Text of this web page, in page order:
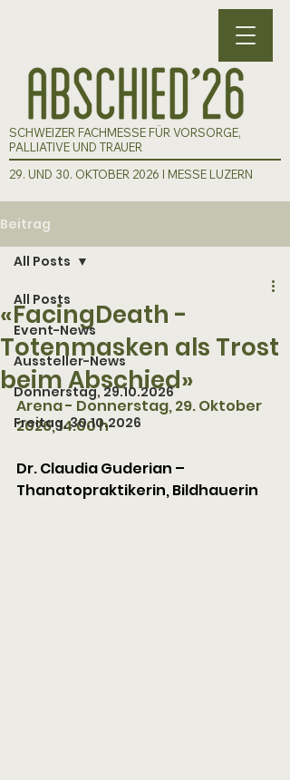
SCHWEIZER FACHMESSE FÜR VORSORGE,
PALLIATIVE UND TRAUER
29. UND 30. OKTOBER 2026 I MESSE LUZERN
Beitrag
All Posts
Event-News
Aussteller-News
Donnerstag, 29.10.2026
Freitag, 30.10.2026
All Posts
«FacingDeath -
Totenmasken als Trost
beim Abschied»
Arena - Donnerstag, 29. Oktober
2026, 14.00 h
Dr. Claudia Guderian –
Thanatopraktikerin, Bildhauerin